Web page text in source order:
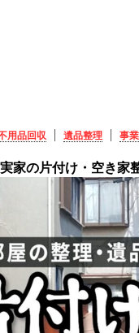
用品回収 遺品整理 事
家の片付け・空き家